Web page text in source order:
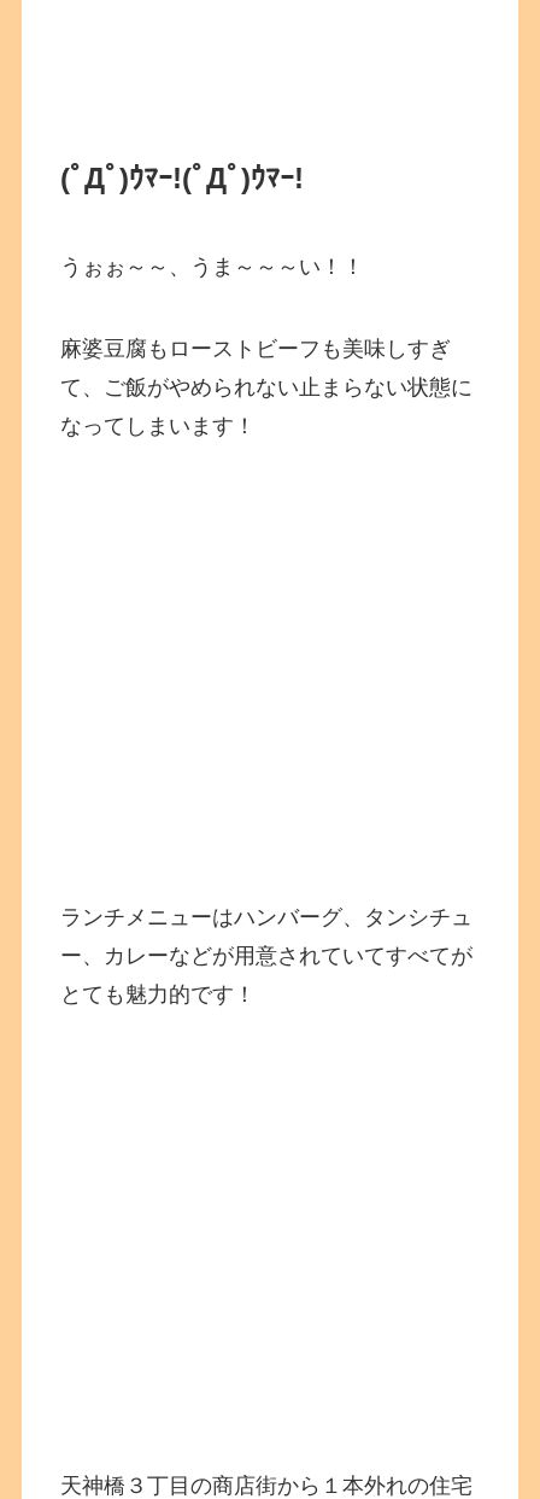
(ﾟДﾟ)ｳﾏｰ!(ﾟДﾟ)ｳﾏｰ!
うぉぉ～～、うま～～～い！！
麻婆豆腐もローストビーフも美味しすぎ
て、ご飯がやめられない止まらない状態に
なってしまいます！
ランチメニューはハンバーグ、タンシチュ
ー、カレーなどが用意されていてすべてが
とても魅力的です！
天神橋３丁目の商店街から１本外れの住宅